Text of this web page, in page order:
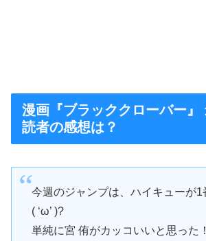
漫画『ブラッククローバー』
読者の感想は？
今週のジャンプは、ハイキューが1
( ‘ω’ )?
単純に宮 侑がカッコいいと思った！